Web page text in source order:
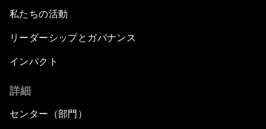
私たちの活動
リーダーシップとガバナンス
インパクト
詳細
センター（部門）